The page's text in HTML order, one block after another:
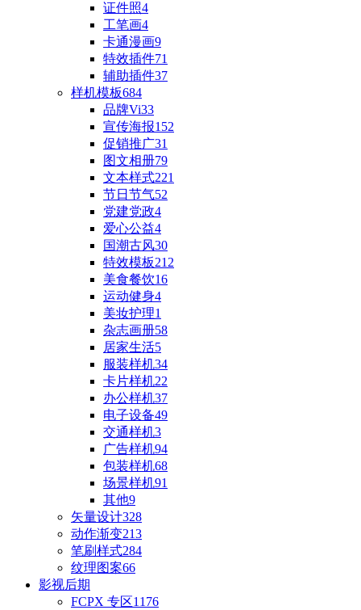
证件照4
工笔画4
卡通漫画9
特效插件71
辅助插件37
样机模板684
品牌Vi33
宣传海报152
促销推广31
图文相册79
文本样式221
节日节气52
党建党政4
爱心公益4
国潮古风30
特效模板212
美食餐饮16
运动健身4
美妆护理1
杂志画册58
居家生活5
服装样机34
卡片样机22
办公样机37
电子设备49
交通样机3
广告样机94
包装样机68
场景样机91
其他9
矢量设计328
动作渐变213
笔刷样式284
纹理图案66
影视后期
FCPX 专区1176